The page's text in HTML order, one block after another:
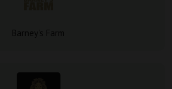
Barney's Farm